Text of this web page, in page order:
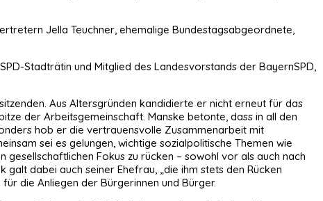
Jella Teuchner, ehemalige Bundestagsabgeordnete,
Stadträtin und Mitglied des Landesvorstands der BayernSPD,
Aus Altersgründen kandidierte er nicht erneut für das
der Arbeitsgemeinschaft. Manske betonte, dass in all den
hob er die vertrauensvolle Zusammenarbeit mit
sei es gelungen, wichtige sozialpolitische Themen wie
Fokus zu rücken – sowohl vor als auch nach
dabei auch seiner Ehefrau, „die ihm stets den Rücken
die Anliegen der Bürgerinnen und Bürger.